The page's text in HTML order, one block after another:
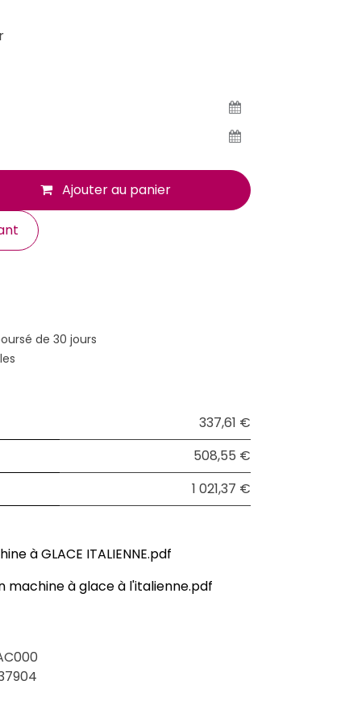
Ajouter au panier
de 30 jours
337,61 €
508,55 €
1 021,37 €
à GLACE ITALIENNE.pdf
machine à glace à l'italienne.pdf